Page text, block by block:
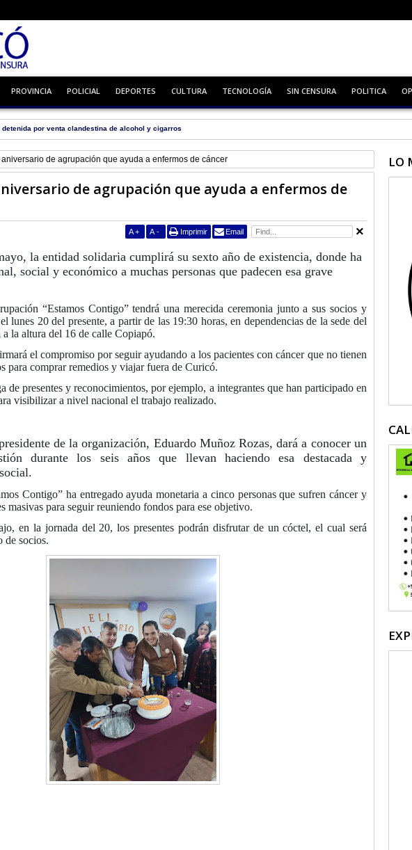
PROVINCIA POLICIAL DEPORTES CULTURA TECNOLOGÍA SIN CENSURA POLITICA
detenida por venta clandestina de alcohol y cigarros
de agrupación que ayuda a enfermos de cáncer
de agrupación que ayuda a enfermos de
A + A - Imprimir Email
la entidad solidaria cumplirá su sexto año de existencia, donde ha
social y económico a muchas personas que padecen esa grave
“Estamos Contigo” tendrá una merecida ceremonia junto a sus socios y
lunes 20 del presente, a partir de las 19:30 horas, en dependencias de la sede del
la altura del 16 de calle Copiapó.
el compromiso por seguir ayudando a los pacientes con cáncer que no tienen
para comprar remedios y viajar fuera de Curicó.
de presentes y reconocimientos, por ejemplo, a integrantes que han participado en
visibilizar a nivel nacional el trabajo realizado.
de la organización, Eduardo Muñoz Rozas, dará a conocer un
durante los seis años que llevan haciendo esa destacada y
Contigo” ha entregado ayuda monetaria a cinco personas que sufren cáncer y
masivas para seguir reuniendo fondos para ese objetivo.
en la jornada del 20, los presentes podrán disfrutar de un cóctel, el cual será
de socios.
LO